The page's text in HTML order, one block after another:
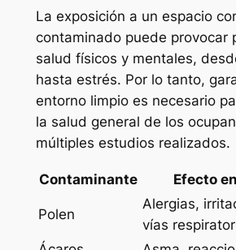
La exposición a un espacio
contaminado puede provocar
salud físicos y mentales,
hasta estrés. Por lo tanto,
entorno limpio es necesario
la salud general de los
múltiples estudios realizados.
Contaminante Efecto
Polen
Alergias,
vías